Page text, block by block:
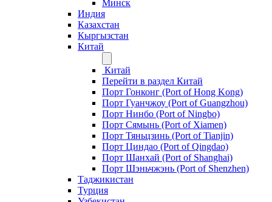
Минск
Индия
Казахстан
Кыргызстан
Китай
Китай
Перейти в раздел Китай
Порт Гонконг (Port of Hong Kong)
Порт Гуанчжоу (Port of Guangzhou)
Порт Нинбо (Port of Ningbo)
Порт Сямынь (Port of Xiamen)
Порт Тяньцзинь (Port of Tianjin)
Порт Циндао (Port of Qingdao)
Порт Шанхай (Port of Shanghai)
Порт Шэньчжэнь (Port of Shenzhen)
Таджикистан
Турция